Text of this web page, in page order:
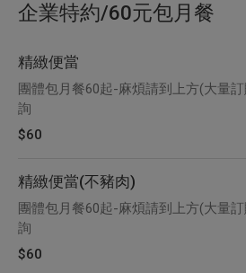
企業特約/60元包月餐
精緻便當
團體包月餐60起-麻煩請到上方(大量
詢
$60
精緻便當(不豬肉)
團體包月餐60起-麻煩請到上方(大量
詢
$60